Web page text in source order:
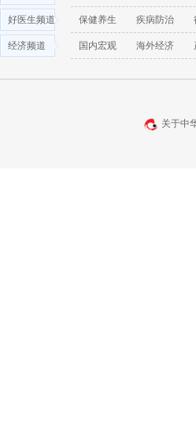
好医生频道 保健养生 疾病防治
经济频道 国内宏观 海外经济
关于中